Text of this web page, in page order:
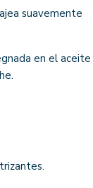
suavemente
en el aceite